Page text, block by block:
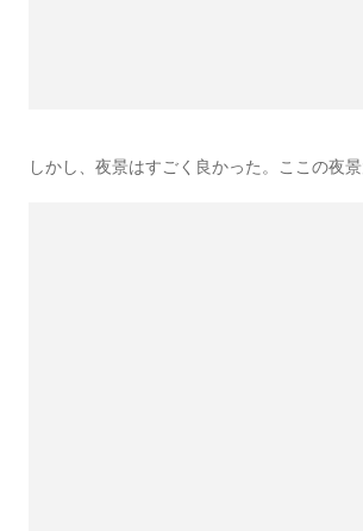
しかし、夜景はすごく良かった。ここの夜景